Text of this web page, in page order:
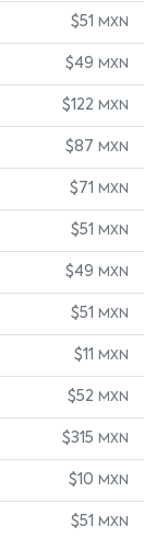
$51 MXN
$49 MXN
$122 MXN
$87 MXN
$71 MXN
$51 MXN
$49 MXN
$51 MXN
$11 MXN
$52 MXN
$315 MXN
$10 MXN
$51 MXN